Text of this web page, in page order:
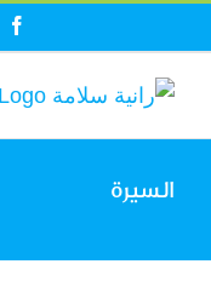
to
content
السيرة